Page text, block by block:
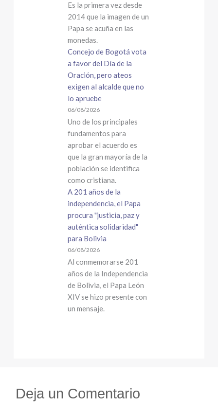
Es la primera vez desde
2014 que la imagen de un
Papa se acuña en las
monedas.
Concejo de Bogotá vota
a favor del Día de la
Oración, pero ateos
exigen al alcalde que no
lo apruebe
06/08/2026
Uno de los principales
fundamentos para
aprobar el acuerdo es
que la gran mayoría de la
población se identifica
como cristiana.
A 201 años de la
independencia, el Papa
procura "justicia, paz y
auténtica solidaridad"
para Bolivia
06/08/2026
Al conmemorarse 201
años de la Independencia
de Bolivia, el Papa León
XIV se hizo presente con
un mensaje.
Deja un Comentario